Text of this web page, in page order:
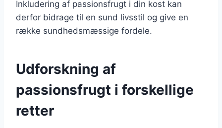
Inkludering af passionsfrugt i din kost kan
derfor bidrage til en sund livsstil og give en
række sundhedsmæssige fordele.
Udforskning af
passionsfrugt i forskellige
retter